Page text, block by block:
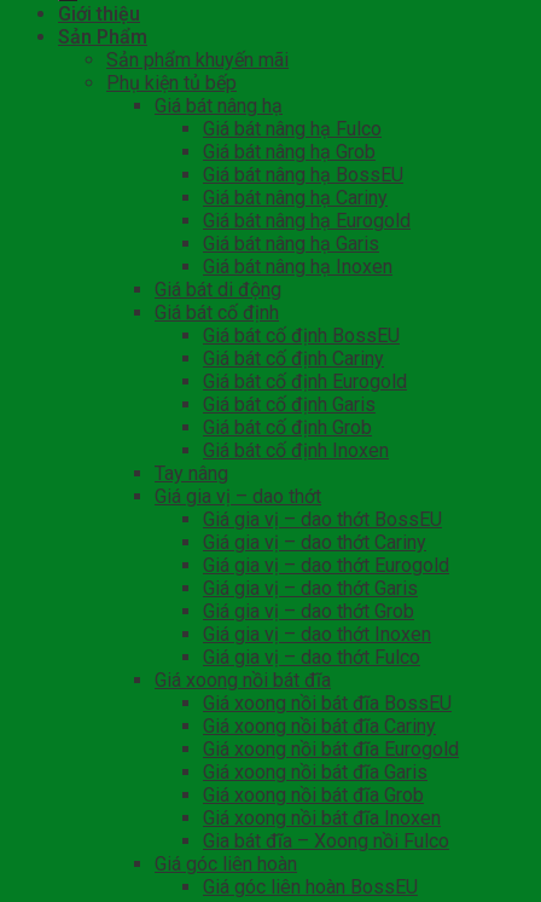
Giới thiệu
Sản Phẩm
Sản phẩm khuyến mãi
Phụ kiện tủ bếp
Giá bát nâng hạ
Giá bát nâng hạ Fulco
Giá bát nâng hạ Grob
Giá bát nâng hạ BossEU
Giá bát nâng hạ Cariny
Giá bát nâng hạ Eurogold
Giá bát nâng hạ Garis
Giá bát nâng hạ Inoxen
Giá bát di động
Giá bát cố định
Giá bát cố định BossEU
Giá bát cố định Cariny
Giá bát cố định Eurogold
Giá bát cố định Garis
Giá bát cố định Grob
Giá bát cố định Inoxen
Tay nâng
Giá gia vị – dao thớt
Giá gia vị – dao thớt BossEU
Giá gia vị – dao thớt Cariny
Giá gia vị – dao thớt Eurogold
Giá gia vị – dao thớt Garis
Giá gia vị – dao thớt Grob
Giá gia vị – dao thớt Inoxen
Giá gia vị – dao thớt Fulco
Giá xoong nồi bát đĩa
Giá xoong nồi bát đĩa BossEU
Giá xoong nồi bát đĩa Cariny
Giá xoong nồi bát đĩa Eurogold
Giá xoong nồi bát đĩa Garis
Giá xoong nồi bát đĩa Grob
Giá xoong nồi bát đĩa Inoxen
Gia bát đĩa – Xoong nồi Fulco
Giá góc liên hoàn
Giá góc liên hoàn BossEU